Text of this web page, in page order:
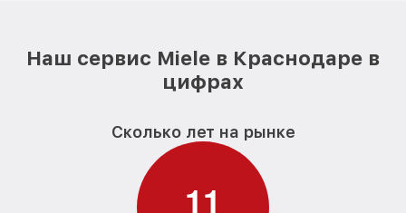
Наш сервис Miele в Краснодаре в
цифрах
Сколько лет на рынке
11